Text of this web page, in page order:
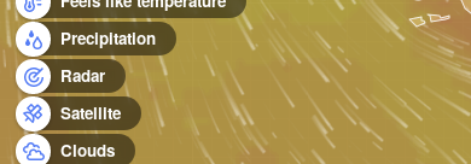
Precipitation
Radar
Satellite
Clouds